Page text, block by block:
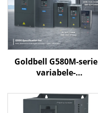
Goldbell G580M-serie
variabele-
kW–800 kW | V/F- en
vectorregeling | CE-